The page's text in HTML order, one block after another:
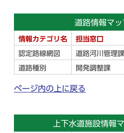
道路情報マッ
情報カテゴリ名 担当窓口
認定路線網図 道路河川管理課
道路種別 開発調整課
ページ内の上に戻る
上下水道施設情報